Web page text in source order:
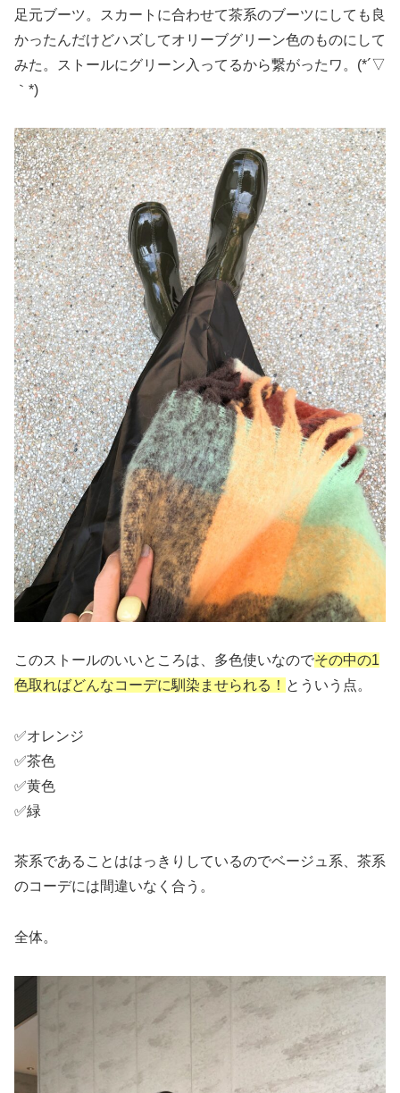
足元ブーツ。スカートに合わせて茶系のブーツにしても良
かったんだけどハズしてオリーブグリーン色のものにして
みた。ストールにグリーン入ってるから繋がったワ。(*´▽
｀*)
このストールのいいところは、多色使いなのでその中の1
色取ればどんなコーデに馴染ませられる！ とういう点。
✅オレンジ
✅茶色
✅黄色
✅緑
茶系であることははっきりしているのでベージュ系、茶系
のコーデには間違いなく合う。
全体。